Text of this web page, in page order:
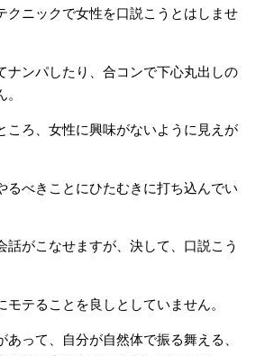
クニックで女性を口説こうとはしませ
ナンパしたり、合コンで下心丸出しの
ころ、女性に興味がないように見えが
るべきことにひたむきに打ち込んでい
話がこなせますが、決して、口説こう
テることを良しとしていません。
って、自分が自然体で振る舞える、